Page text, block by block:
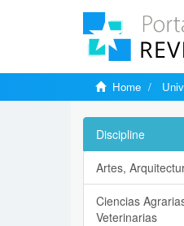
Home
Discipline
Artes,
Ciencias
Veterinarias